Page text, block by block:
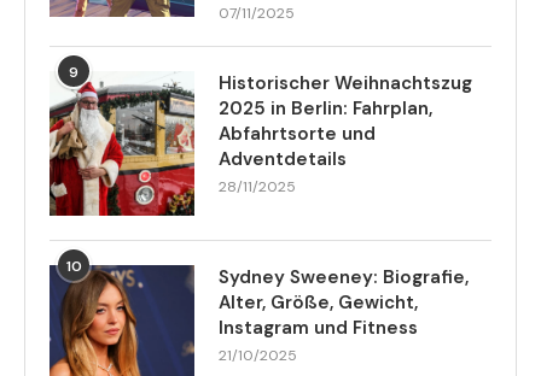
07/11/2025
9
Historischer Weihnachtszug
2025 in Berlin: Fahrplan,
Abfahrtsorte und
Adventdetails
28/11/2025
10
Sydney Sweeney: Biografie,
Alter, Größe, Gewicht,
Instagram und Fitness
21/10/2025